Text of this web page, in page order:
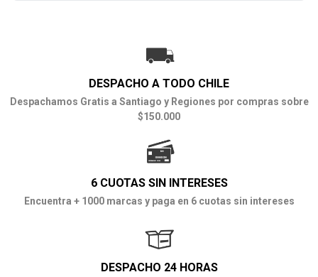
DESPACHO A TODO CHILE
Despachamos Gratis a Santiago y Regiones por compras sobre
$150.000
6 CUOTAS SIN INTERESES
Encuentra + 1000 marcas y paga en 6 cuotas sin intereses
DESPACHO 24 HORAS